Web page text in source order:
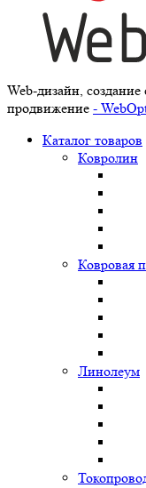
Web-дизайн, создание
продвижение -
Каталог товаров
Ковролин
Ковровая
Линолеум